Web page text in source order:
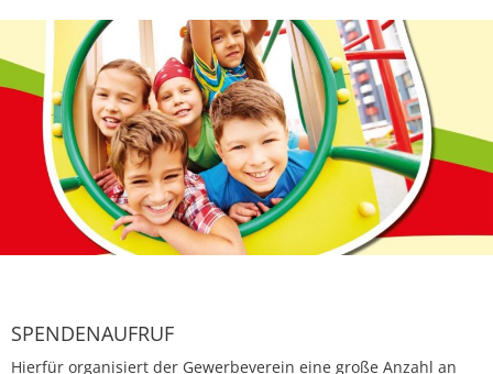
SPENDENAUFRUF
Hierfür organisiert der Gewerbeverein eine große Anzahl an